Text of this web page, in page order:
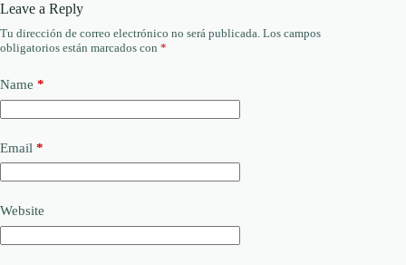
Leave a Reply
Tu dirección de correo electrónico no será publicada. Los campos
obligatorios están marcados con *
Name *
Email *
Website